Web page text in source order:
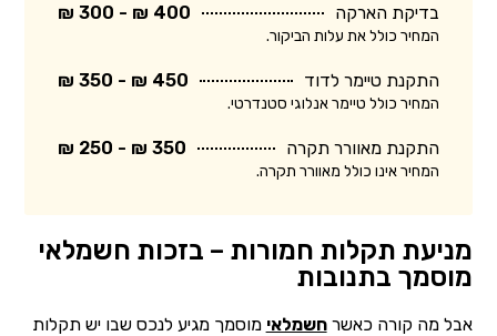
בדיקת הארקה 400 ₪ - 300 ₪
המחיר כולל את עלות הביקור.
התקנת טיימר לדוד 450 ₪ - 350 ₪
המחיר כולל טיימר אנלוגי סטנדרטי.
התקנת מאוורר תקרה 350 ₪ - 250 ₪
המחיר אינו כולל מאוורר תקרה.
מניעת תקלות חמורות – בזכות חשמלאי
מוסמך בתנובות
אבל מה קורה כאשרחשמלאי מוסמך מגיע לנכס שבו יש תקלות